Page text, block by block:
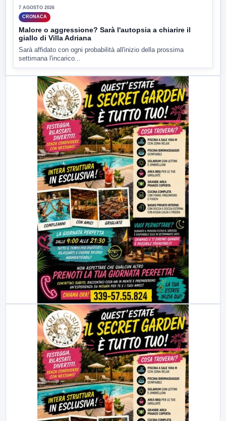
7 AGOSTO 2026
CRONACA
Malore o aggressione? Sarà l'autopsia a chiarire il
giallo di Villa Adriana
Sarà affidato con ogni probabilità all'inizio della prossima
settimana l'incarico...